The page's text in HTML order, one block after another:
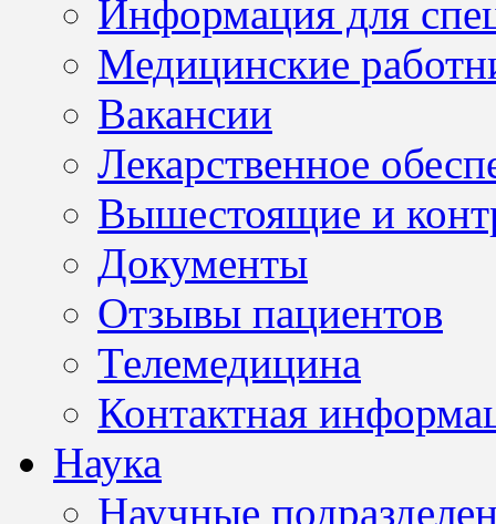
Информация для
Медицинские
Вакансии
Лекарственное
Вышестоящие и
Документы
Отзывы пациентов
Телемедицина
Контактная
Наука
Научные